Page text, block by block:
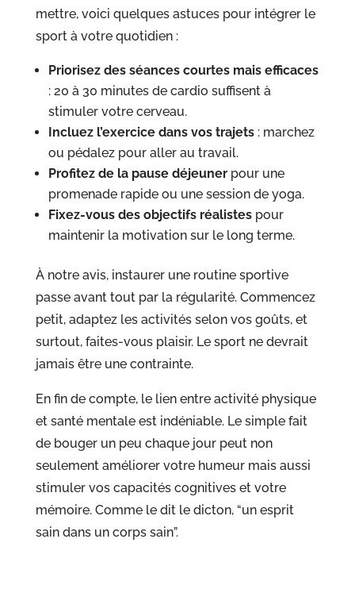
mettre, voici quelques astuces pour intégrer le
sport à votre quotidien :
Priorisez des séances courtes mais efficaces
: 20 à 30 minutes de cardio suffisent à
stimuler votre cerveau.
Incluez l’exercice dans vos trajets: marchez
ou pédalez pour aller au travail.
Profitez de la pause déjeunerpour une
promenade rapide ou une session de yoga.
Fixez-vous des objectifs réalistespour
maintenir la motivation sur le long terme.
À notre avis, instaurer une routine sportive
passe avant tout par la régularité. Commencez
petit, adaptez les activités selon vos goûts, et
surtout, faites-vous plaisir. Le sport ne devrait
jamais être une contrainte.
En fin de compte, le lien entre activité physique
et santé mentale est indéniable. Le simple fait
de bouger un peu chaque jour peut non
seulement améliorer votre humeur mais aussi
stimuler vos capacités cognitives et votre
mémoire. Comme le dit le dicton, “un esprit
sain dans un corps sain”.